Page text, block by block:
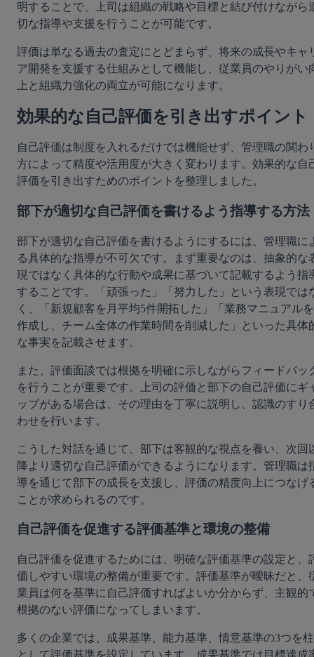
明することで、上司は組織の戦略や目標と結び付けながら
切な指導や支援を行うことが可能です。
評価は単なる過去の査定にとどまらず、将来の成長やキャ
ア開発を支援する仕組みとして機能し、従業員のやりがい
上と組織力強化の両立が可能になります。
効果的な自己評価を引き出すポイント
自己評価は制度を入れるだけでは機能せず、管理職の関わ
方によって精度や活用度が大きく変わります。効果的な自
評価を引き出すためのポイントを整理しました。
部下が適切な自己評価を書けるよう指導する方法
部下が適切な自己評価を書けるようにするには、管理職に
る具体的な指導が不可欠です。まず重要なのは、抽象的な
現ではなく具体的な行動や成果に基づいて記載するよう指
することです。「頑張った」「努力した」という表現では
く、「新規顧客を月平均5件開拓した」「業務マニュアルを
作成し、チーム全体の作業時間を削減した」といった具体
な事実を記載させます。
また、評価面談では根拠を明確に示しながらフィードバッ
を行うことが重要です。上司の評価と部下の自己評価にギ
ップがある場合は、その理由を丁寧に説明し、認識のすり
わせを行います。
こうした対話を通じて、部下は客観的な視点を養い、次回
降より適切な自己評価ができるようになります。管理職は
導を通じて部下の成長を支援し、評価の精度向上につなげ
ことが求められるのです。
自己評価を促進する評価基準と環境の整備
自己評価を促進するためには、明確な評価基準の設定と、
価しやすい環境の整備が重要です。評価基準が曖昧だと、
業員は何を基準に自己評価すればよいか分からず、主観的
根拠のない評価になってしまいます。
多くの企業では、成果基準、能力基準、情意基準の3つを柱
として評価基準を設定しています。成果基準では目標達成